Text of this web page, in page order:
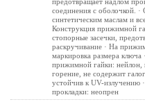
соединения с оболочкой. ·
синтетическим маслам и
Конструкция прижимной
стопорные засечки,
раскручивание · На
маркировка размера ключа
прижимной гайки: нейлон,
горение, не содержит
устойчив к UV-излучению
прокладки: неопрен